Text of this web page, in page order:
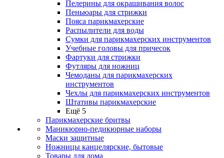
Пелерины для окрашивания волос
Пеньюары для стрижки
Пояса парикмахерские
Распылители для воды
Сумки для парикмахерских инструментов
Учебные головы для причесок
Фартуки для стрижки
Футляры для ножниц
Чемоданы для парикмахерских
инструментов
Чехлы для парикмахерских инструментов
Штативы парикмахерские
Ещё 5
Парикмахерские бритвы
Маникюрно-педикюрные наборы
Маски защитные
Ножницы канцелярские, бытовые
Товары для дома